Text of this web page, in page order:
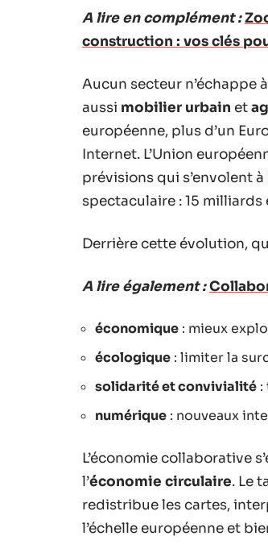
A lire en complément :
construction : vos clés
Aucun secteur n’échappe
aussi mobilier urbain et
européenne, plus d’un
Internet. L’Union
prévisions qui s’envolent
spectaculaire : 15
Derrière cette évolution,
A lire également :
économique : mieux
écologique : limiter la
solidarité et convivialité :
numérique : nouveaux
L’économie collaborative
l’économie circulaire. Le
redistribue les cartes,
l’échelle européenne et